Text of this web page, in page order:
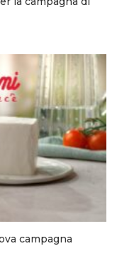
campagna